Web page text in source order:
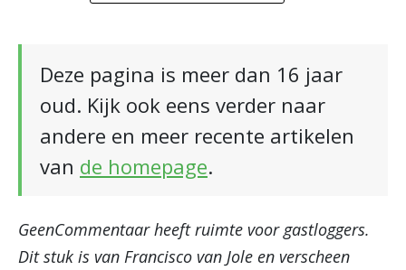
Deze pagina is meer dan 16 jaar
oud. Kijk ook eens verder naar
andere en meer recente artikelen
van de homepage.
GeenCommentaar heeft ruimte voor gastloggers.
Dit stuk is van Francisco van Jole en verscheen